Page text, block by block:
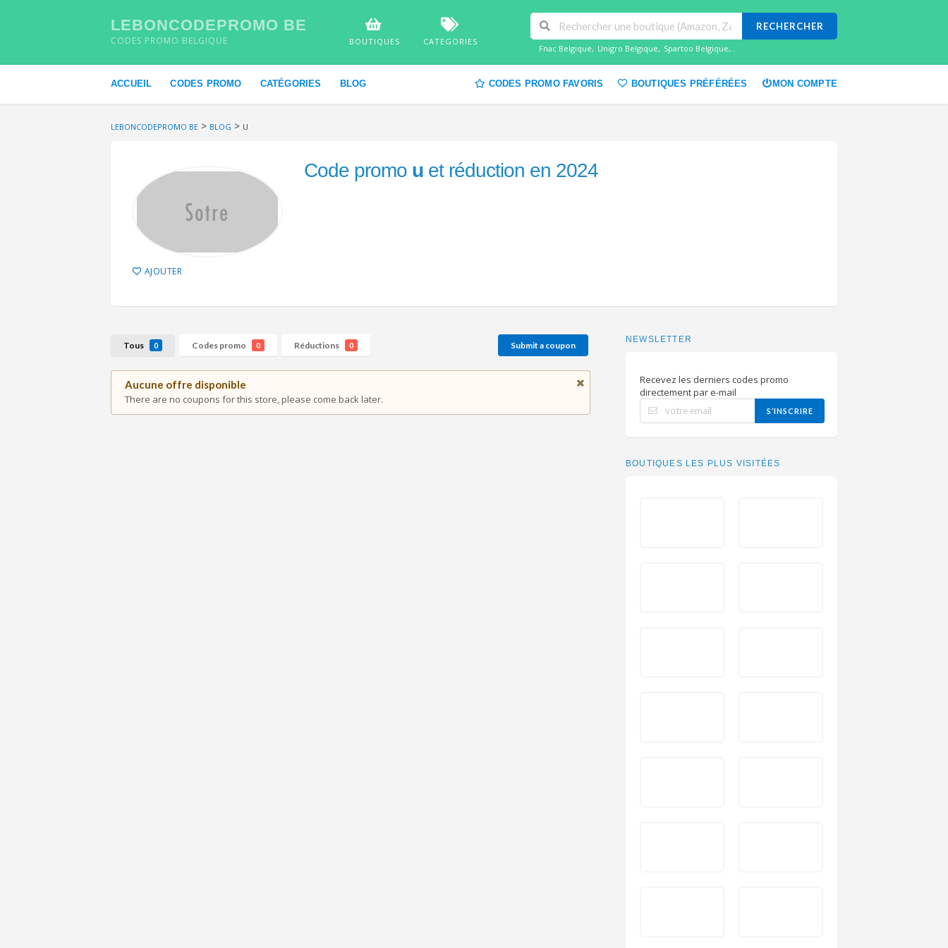
LEBONCODEPROMO BE
CODES PROMO BELGIQUE BOUTIQUES CATEGORIES
RECHERCHER
Fnac Belgique, Unigro Belgique, Spartoo Belgique,...
ACCUEIL CODES PROMO CATÉGORIES BLOG CODES PROMO FAVORIS BOUTIQUES PRÉFÉRÉES MON COMPTE
LEBONCODEPROMO BE > BLOG > U
AJOUTER
Code promo u et réduction en 2024
Tous 0 Codes promo 0 Réductions 0 Submit a coupon
Aucune offre disponible
There are no coupons for this store, please come back later.
NEWSLETTER
Recevez les derniers codes promo
directement par e-mail
S’INSCRIRE
BOUTIQUES LES PLUS VISITÉES